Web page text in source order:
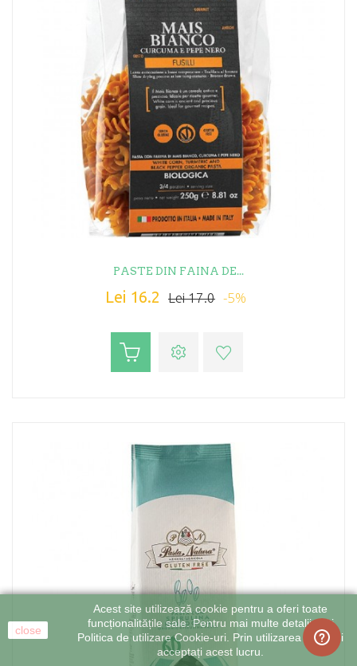
PASTE DIN FAINA DE...
Lei 16.2 Lei 17.0 -5%
close
Acest site utilizează cookie pentru a oferi toate
funcționalitățile sale. Pentru mai multe detalii citiți
Politica de utilizare Cookie-uri. Prin utilizarea site-ului
acceptați acest lucru.